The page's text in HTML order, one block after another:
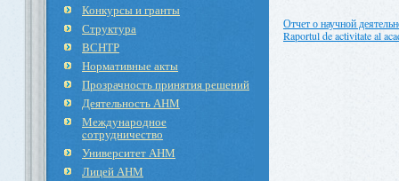
Конкурсы и гранты
Структура
ВСНТР
Нормативные акты
Прозрачность принятия решений
Деятельность АНМ
Международное
cотрудничество
Университет АНМ
Лицей АНМ
Отчет о научной
Raportul de activitate al